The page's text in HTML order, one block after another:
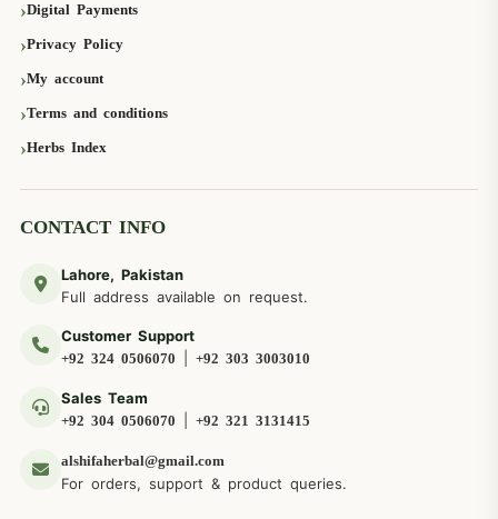
Digital Payments
Privacy Policy
My account
Terms and conditions
Herbs Index
CONTACT INFO
Lahore, Pakistan
Full address available on request.
Customer Support
+92 324 0506070 +92 303 3003010
Sales Team
+92 304 0506070 +92 321 3131415
alshifaherbal@gmail.com
For orders, support & product queries.